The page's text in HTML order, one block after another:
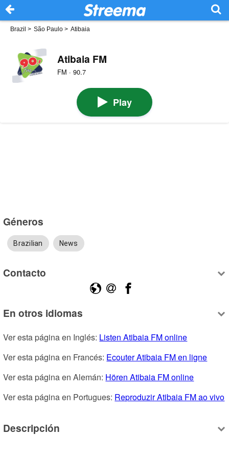
Brazil > São Paulo > Atibaia
Atibaia FM
FM · 90.7
Play
Géneros
Brazilian News
Contacto
En otros idiomas
Ver esta página en Inglés: Listen Atibaia FM online
Ver esta página en Francés: Ecouter Atibaia FM en ligne
Ver esta página en Alemán: Hören Atibaia FM online
Ver esta página en Portugues: Reproduzir Atibaia FM ao vivo
Descripción